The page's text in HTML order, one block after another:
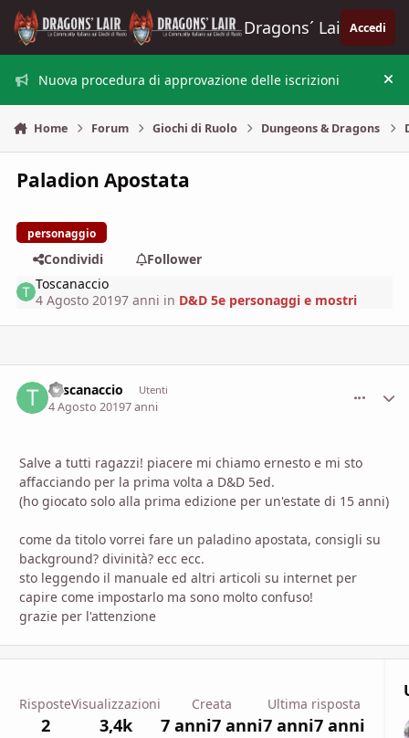
Vai al contenuto
Dragons´ Lair Accedi
Nuova procedura di approvazione delle iscrizioni
Home Forum Giochi di Ruolo Dungeons & Dragons
Paladion Apostata
personaggio
Condividi
Follower
Toscanaccio
4 Agosto 20197 anni in D&D 5e personaggi e mostri
Toscanaccio Utenti
4 Agosto 20197 anni
Salve a tutti ragazzi! piacere mi chiamo ernesto e mi sto
affacciando per la prima volta a D&D 5ed.
(ho giocato solo alla prima edizione per un'estate di 15 anni)
come da titolo vorrei fare un paladino apostata, consigli su
background? divinità? ecc ecc.
sto leggendo il manuale ed altri articoli su internet per
capire come impostarlo ma sono molto confuso!
grazie per l'attenzione
Risposte
2
Visualizzazioni
3,4k
Creata
7 anni7 anni
Ultima risposta
7 anni7 anni